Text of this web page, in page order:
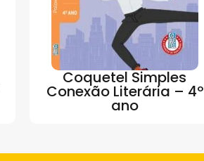
Coquetel Simples
Conexão Literária – 4º
ano